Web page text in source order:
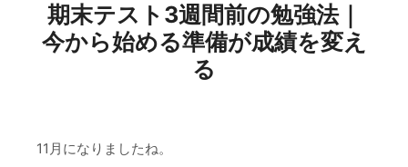
期末テスト3週間前の勉強法｜
今から始める準備が成績を変え
る
11月になりましたね。